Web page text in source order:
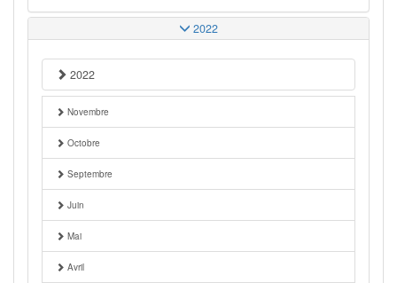
2022
2022
Novembre
Octobre
Septembre
Juin
Mai
Avril